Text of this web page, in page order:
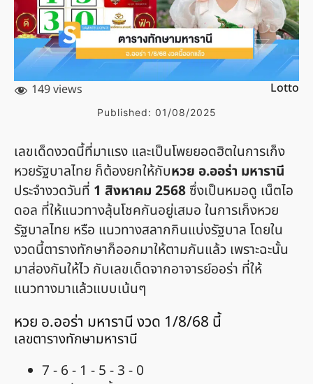
149 views Lotto
Published: 01/08/2025
เลขเด็ดงวดนี้ที่มาแรง และเป็นโพยยอดฮิตในการเก็ง
หวยรัฐบาลไทย ก็ต้องยกให้กับหวย อ.ออร่า มหารานี
ประจำงวดวันที่ 1 สิงหาคม 2568 ซึ่งเป็นหมอดู เน็ตไอ
ดอล ที่ให้แนวทางลุ้นโชคกันอยู่เสมอ ในการเก็งหวย
รัฐบาลไทย หรือ แนวทางสลากกินแบ่งรัฐบาล โดยใน
งวดนี้ตารางทักษาก็ออกมาให้ตามกันแล้ว เพราะฉะนั้น
มาส่องกันให้ไว กับเลขเด็ดจากอาจารย์ออร่า ที่ให้
แนวทางมาแล้วแบบเน้นๆ
หวย อ.ออร่า มหารานี งวด 1/8/68 นี้
เลขตารางทักษามหารานี
7 - 6 - 1 - 5 - 3 - 0